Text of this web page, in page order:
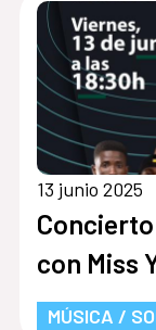
13 junio 2025
con Miss
MÚSICA /